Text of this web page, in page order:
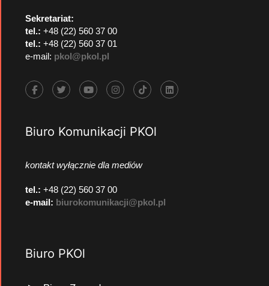
Sekretariat:
tel.: +48 (22) 560 37 00
tel.: +48 (22) 560 37 01
e-mail: pkol@pkol.pl
Biuro Komunikacji PKOl
kontakt wyłącznie dla mediów
tel.: +48 (22) 560 37 00
e-mail: biurokomunikacji@pkol.pl
Biuro PKOl